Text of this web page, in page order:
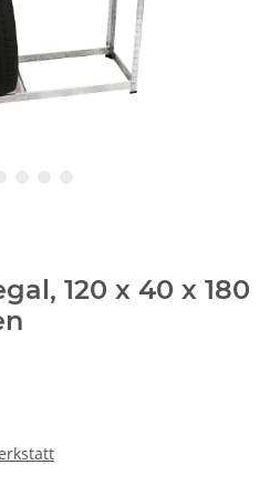
120 x 40 x 180